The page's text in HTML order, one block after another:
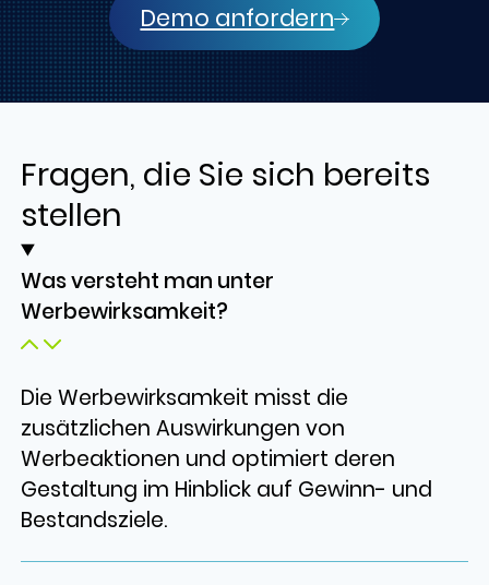
Demo anfordern
Fragen, die Sie sich bereits
stellen
Was versteht man unter
Werbewirksamkeit?
Die Werbewirksamkeit misst die
zusätzlichen Auswirkungen von
Werbeaktionen und optimiert deren
Gestaltung im Hinblick auf Gewinn- und
Bestandsziele.